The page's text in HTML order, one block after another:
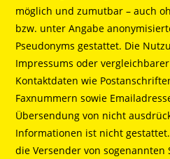
möglich und zumutbar – auch
bzw. unter Angabe
Pseudonyms gestattet. Die
Impressums oder
Kontaktdaten wie
Faxnummern sowie
Übersendung von nicht
Informationen ist nicht
die Versender von sogenannten